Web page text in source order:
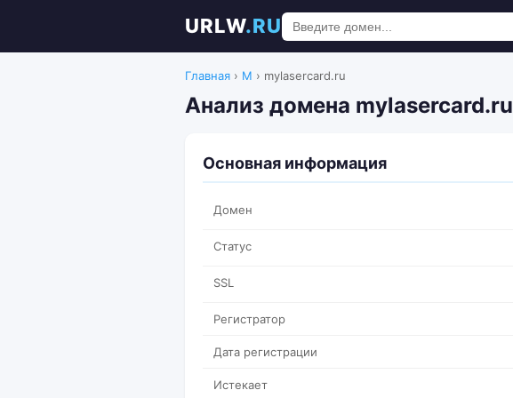
URLW.RU
Главная › M › mylasercard.ru
Анализ домена mylasercard.ru
Основная информация
Домен
Статус
SSL
Регистратор
Дата регистрации
Истекает